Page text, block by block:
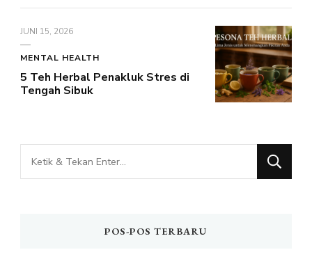
JUNI 15, 2026
MENTAL HEALTH
5 Teh Herbal Penakluk Stres di
Tengah Sibuk
Mencari
Sesuatu?
POS-POS TERBARU